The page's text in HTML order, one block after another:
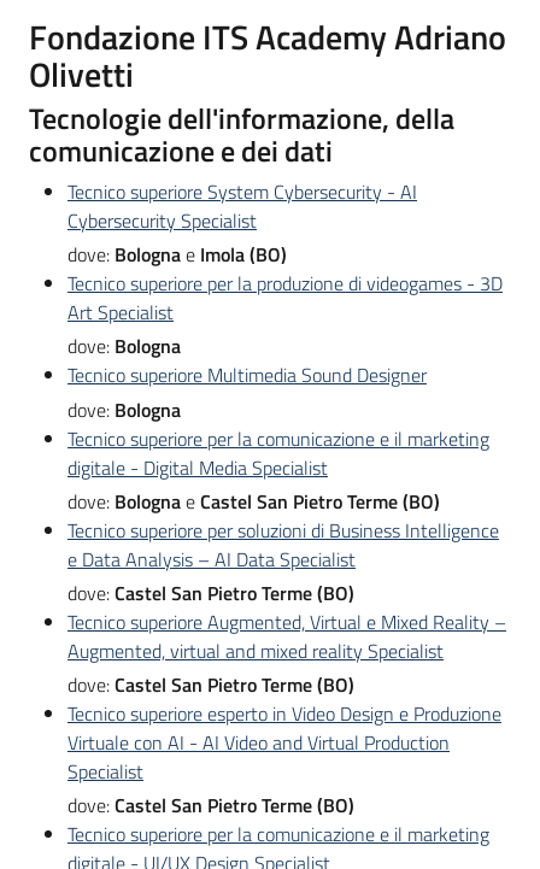
Fondazione ITS Academy Adriano
Olivetti
Tecnologie dell'informazione, della
comunicazione e dei dati
Tecnico superiore System Cybersecurity - AI
Cybersecurity Specialist
dove: Bolognae Imola (BO)
Tecnico superiore per la produzione di videogames - 3D
Art Specialist
dove: Bologna
Tecnico superiore Multimedia Sound Designer
dove: Bologna
Tecnico superiore per la comunicazione e il marketing
digitale - Digital Media Specialist
dove: BolognaeCastel San Pietro Terme (BO)
Tecnico superiore per soluzioni di Business Intelligence
e Data Analysis – AI Data Specialist
dove:Castel San Pietro Terme (BO)
Tecnico superiore Augmented, Virtual e Mixed Reality –
Augmented, virtual and mixed reality Specialist
dove:Castel San Pietro Terme (BO)
Tecnico superiore esperto in Video Design e Produzione
Virtuale con AI - AI Video and Virtual Production
Specialist
dove:Castel San Pietro Terme (BO)
Tecnico superiore per la comunicazione e il marketing